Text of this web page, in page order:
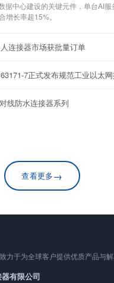
据中心建设的关键元件，单台AI服
增长率超15%。
连接器市场获批量订单
7正式发布规范工业以太网
线防水连接器系列
查看更多→
力于为全球客户提供优质产品与解
有限公司